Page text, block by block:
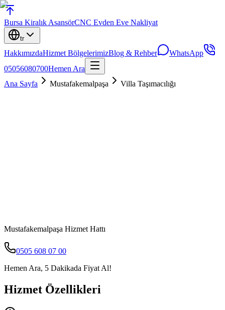
Bursa Kiralık AsansörCNC Evden Eve Nakliyat
tr
HakkımızdaHizmet BölgelerimizBlog & Rehber
WhatsApp
05056080700Hemen Ara
Ana Sayfa
Mustafakemalpaşa Villa Taşımacılığı
Mustafakemalpaşa Hizmet Hattı
0505 608 07 00
Hemen Ara, 5 Dakikada Fiyat Al!
Hizmet Özellikleri